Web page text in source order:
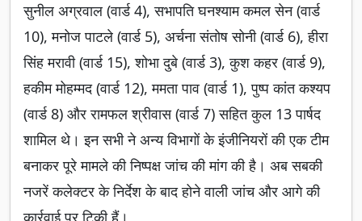
सुनील अग्रवाल (वार्ड 4), सभापति घनश्याम कमल सेन (वार्ड
10), मनोज पाटले (वार्ड 5), अर्चना संतोष सोनी (वार्ड 6), हीरा
सिंह मरावी (वार्ड 15), शोभा दुबे (वार्ड 3), कुश कहर (वार्ड 9),
हकीम मोहम्मद (वार्ड 12), ममता पाव (वार्ड 1), पुष्प कांत कश्यप
(वार्ड 8) और रामफल श्रीवास (वार्ड 7) सहित कुल 13 पार्षद
शामिल थे। इन सभी ने अन्य विभागों के इंजीनियरों की एक टीम
बनाकर पूरे मामले की निष्पक्ष जांच की मांग की है। अब सबकी
नजरें कलेक्टर के निर्देश के बाद होने वाली जांच और आगे की